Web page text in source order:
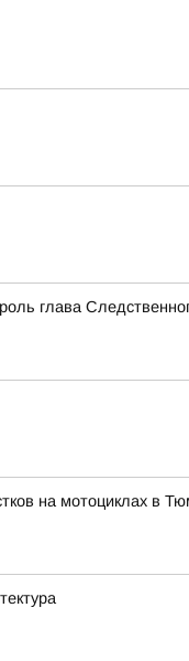
глава
на мотоциклах в